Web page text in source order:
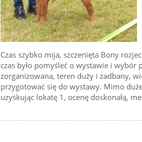
Czas szybko mija, szczenięta Bony
czas było pomyśleć o wystawie i wybór
zorganizowana, teren duży i zadbany,
przygotować się do wystawy. Mimo
uzyskując lokatę 1, ocenę doskonałą,